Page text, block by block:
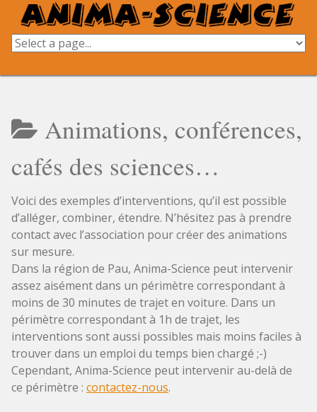
content
Animations, conférences,
cafés des sciences…
Voici des exemples d’interventions, qu’il est possible
d’alléger, combiner, étendre. N’hésitez pas à prendre
contact avec l’association pour créer des animations
sur mesure.
Dans la région de Pau, Anima-Science peut intervenir
assez aisément dans un périmètre correspondant à
moins de 30 minutes de trajet en voiture. Dans un
périmètre correspondant à 1h de trajet, les
interventions sont aussi possibles mais moins faciles à
trouver dans un emploi du temps bien chargé ;-)
Cependant, Anima-Science peut intervenir au-delà de
ce périmètre : contactez-nous.